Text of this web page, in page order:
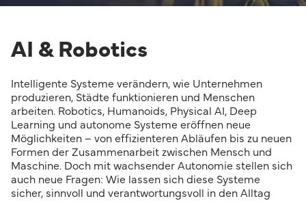
AI & Robotics
Intelligente Systeme verändern, wie Unternehmen
produzieren, Städte funktionieren und Menschen
arbeiten. Robotics, Humanoids, Physical AI, Deep
Learning und autonome Systeme eröffnen neue
Möglichkeiten – von effizienteren Abläufen bis zu neuen
Formen der Zusammenarbeit zwischen Mensch und
Maschine. Doch mit wachsender Autonomie stellen sich
auch neue Fragen: Wie lassen sich diese Systeme
sicher, sinnvoll und verantwortungsvoll in den Alltag